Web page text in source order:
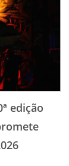
edição